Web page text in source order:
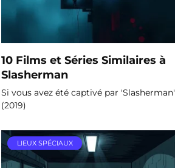
10 Films et Séries Similaires à
Slasherman
Si vous avez été captivé par 'Slasherman'
(2019)
LIEUX SPÉCIAUX